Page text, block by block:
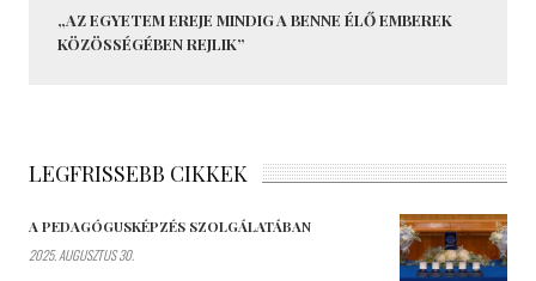
„AZ EGYETEM EREJE MINDIG A BENNE ÉLŐ EMBEREK
KÖZÖSSÉGÉBEN REJLIK”
LEGFRISSEBB CIKKEK
A PEDAGÓGUSKÉPZÉS SZOLGÁLATÁBAN
2025. AUGUSZTUS 30.